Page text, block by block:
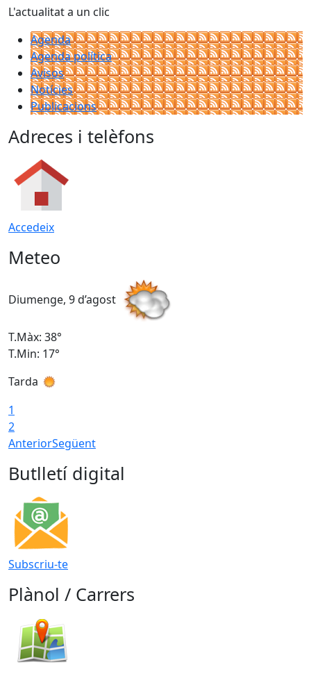
L'actualitat a un clic
Agenda
Agenda política
Avisos
Notícies
Publicacions
Adreces i telèfons
Accedeix
Meteo
Diumenge, 9 d’agost
T.Màx: 38°
T.Min: 17°
Tarda
1
2
AnteriorSegüent
Butlletí digital
Subscriu-te
Plànol / Carrers